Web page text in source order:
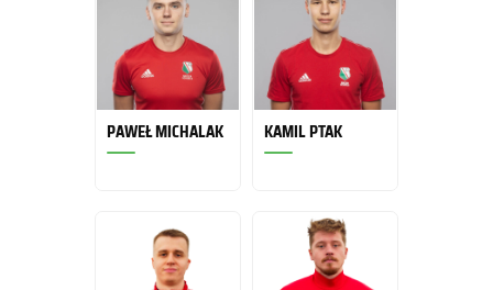
PAWEŁ MICHALAK KAMIL PTAK